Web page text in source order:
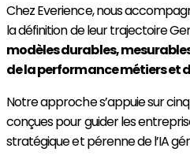
Chez Everience, nous
la définition de leur trajectoire
modèles durables,
de la performance métiers et
Notre approche s’appuie sur
conçues pour guider les
stratégique et pérenne de l’IA